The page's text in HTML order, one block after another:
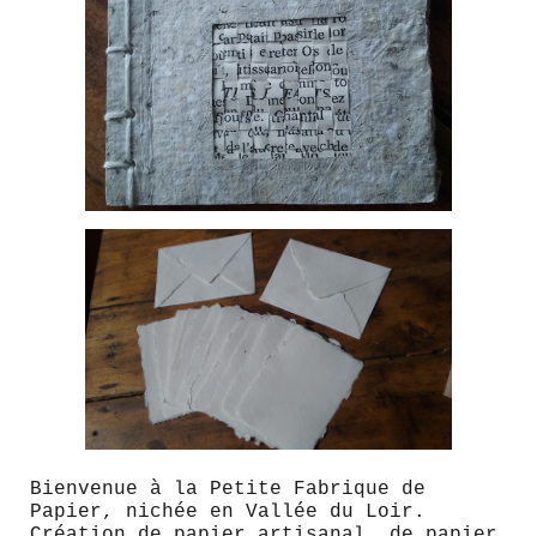
Bienvenue à la Petite Fabrique de
Papier, nichée en Vallée du Loir.